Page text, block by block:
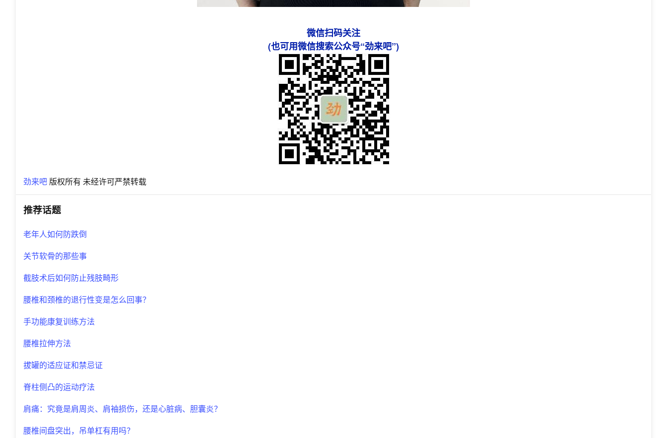
微信扫码关注
(也可用微信搜索公众号“劲来吧”)
劲来吧 版权所有 未经许可严禁转载
推荐话题
老年人如何防跌倒
关节软骨的那些事
截肢术后如何防止残肢畸形
腰椎和颈椎的退行性变是怎么回事？
手功能康复训练方法
腰椎拉伸方法
拔罐的适应证和禁忌证
脊柱侧凸的运动疗法
肩痛：究竟是肩周炎、肩袖损伤，还是心脏病、胆囊炎？
腰椎间盘突出，吊单杠有用吗？